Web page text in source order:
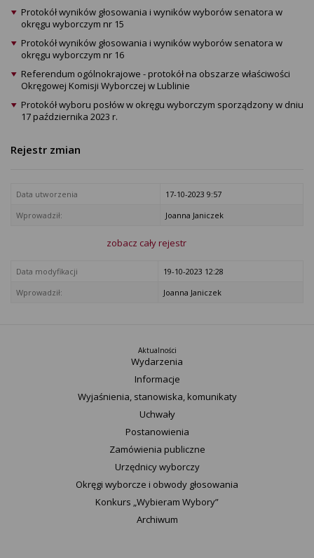
Protokół wyników głosowania i wyników wyborów senatora w
okręgu wyborczym nr 15
Protokół wyników głosowania i wyników wyborów senatora w
okręgu wyborczym nr 16
Referendum ogólnokrajowe - protokół na obszarze właściwości
Okręgowej Komisji Wyborczej w Lublinie
Protokół wyboru posłów w okręgu wyborczym sporządzony w dniu
17 października 2023 r.
Rejestr zmian
Data utworzenia
17-10-2023 9:57
Wprowadził:
Joanna Janiczek
zobacz cały rejestr
Data modyfikacji
19-10-2023 12:28
Wprowadził:
Joanna Janiczek
Aktualności
Wydarzenia
Informacje
Wyjaśnienia, stanowiska, komunikaty
Uchwały
Postanowienia
Zamówienia publiczne
Urzędnicy wyborczy
Okręgi wyborcze i obwody głosowania
Konkurs „Wybieram Wybory”
Archiwum